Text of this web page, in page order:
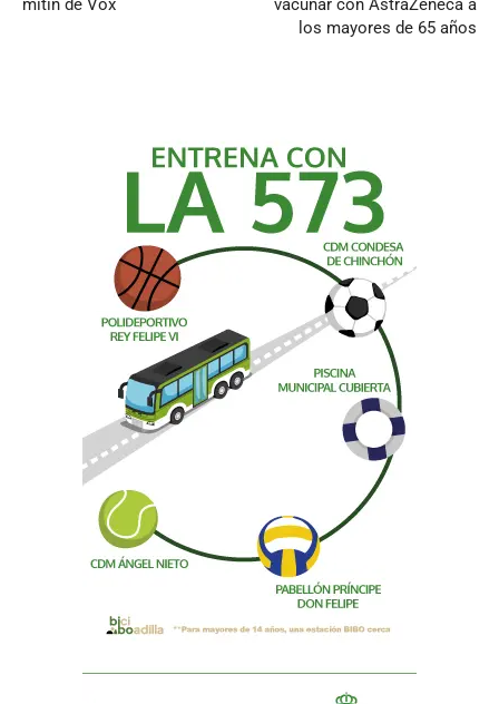
mitin de Vox
vacunar con AstraZeneca a
los mayores de 65 años